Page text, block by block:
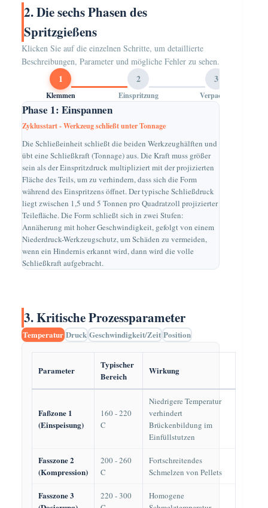
2. Die sechs Phasen des
Spritzgießens
Klicken Sie auf die einzelnen Schritte, um detaillierte
Beschreibungen, Parameter und mögliche Fehler zu sehen.
1
Klemmen
2
Einspritzung
3
Verpacken
Phase 1: Einspannen
Zyklusstart - Werkzeug schließt unter Tonnage
Die Schließeinheit schließt die beiden Werkzeughälften und
übt eine Schließkraft (Tonnage) aus. Die Kraft muss größer
sein als der Einspritzdruck multipliziert mit der projizierten
Fläche des Teils, um zu verhindern, dass sich die Form
während des Einspritzens öffnet. Der typische Schließdruck
liegt zwischen 1,5 und 5 Tonnen pro Quadratzoll projizierter
Teilefläche. Die Form schließt sich in zwei Stufen:
Annäherung mit hoher Geschwindigkeit, gefolgt von einem
Niederdruck-Werkzeugschutz, um Schäden zu vermeiden,
wenn ein Hindernis erkannt wird, dann wird die volle
Schließkraft aufgebracht.
3. Kritische Prozessparameter
Temperatur Druck Geschwindigkeit/Zeit Position
Parameter
Typischer
Bereich
Wirkung
Faßzone 1
(Einspeisung)
160 - 220
C
Niedrigere Temperatur
verhindert
Brückenbildung im
Einfüllstutzen
Fasszone 2
(Kompression)
200 - 260
C
Fortschreitendes
Schmelzen von Pellets
Fasszone 3
220 - 300
Homogene